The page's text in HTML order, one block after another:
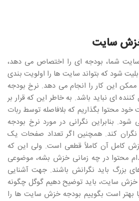
سایت
شما، بودجه ای را اختصاص می دهد،
شود که بتواند سایت ها را اولویت بندی
این کار را انجام می دهد. نرخ بودجه
ای نباید باشد. به خاطر این که قرار بر
محتوا بگذاریم که بلافاصله توسط ربات
بنابراین نگرانی در مورد نرخ بودجه
کند. همچنین اگر تعداد صفحات یک
خزش کامل آن کاملاً قطعی است. ولی این که
محتوا در چه زمانی خزش بشه، موضوعی
بزرگ باید نگرانش باشند. جهت آشنایی
خزش سایت، باید توضیح دهیم گوگل چگونه
بهتر است بگوییم بودجه خزش سایت ها را